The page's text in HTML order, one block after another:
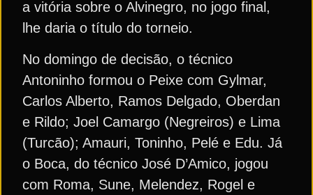
a vitória sobre o Alvinegro, no jogo final,
lhe daria o título do torneio.
No domingo de decisão, o técnico
Antoninho formou o Peixe com Gylmar,
Carlos Alberto, Ramos Delgado, Oberdan
e Rildo; Joel Camargo (Negreiros) e Lima
(Turcão); Amauri, Toninho, Pelé e Edu. Já
o Boca, do técnico José D’Amico, jogou
com Roma, Sune, Melendez, Rogel e